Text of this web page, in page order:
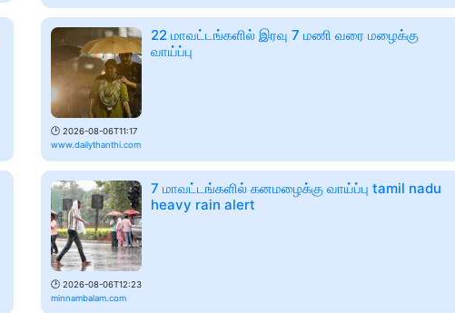
🕑 2026-08-06T11:17
www.dailythanthi.com
22 மாவட்டங்களில் இரவு 7 மணி வரை மழைக்கு
வாய்ப்பு
🕑 2026-08-06T12:23
minnambalam.com
7 மாவட்டங்களில் கனமழைக்கு வாய்ப்பு tamil nadu
heavy rain alert